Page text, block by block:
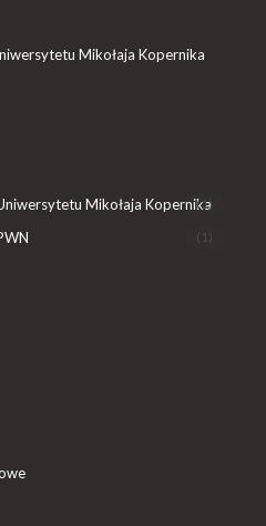
Mikołaja Kopernika
Mikołaja Kopernika
(1)
(1)